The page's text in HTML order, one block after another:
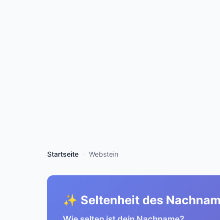
Startseite Webstein
✨ Seltenheit des